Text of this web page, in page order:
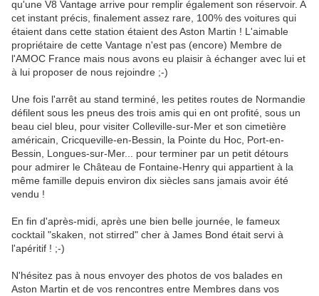
qu'une V8 Vantage arrive pour remplir également son réservoir. A
cet instant précis, finalement assez rare, 100% des voitures qui
étaient dans cette station étaient des Aston Martin ! L'aimable
propriétaire de cette Vantage n'est pas (encore) Membre de
l'AMOC France mais nous avons eu plaisir à échanger avec lui et
à lui proposer de nous rejoindre ;-)
Une fois l'arrêt au stand terminé, les petites routes de Normandie
défilent sous les pneus des trois amis qui en ont profité, sous un
beau ciel bleu, pour visiter Colleville-sur-Mer et son cimetière
américain, Cricqueville-en-Bessin, la Pointe du Hoc, Port-en-
Bessin, Longues-sur-Mer... pour terminer par un petit détours
pour admirer le Château de Fontaine-Henry qui appartient à la
même famille depuis environ dix siècles sans jamais avoir été
vendu !
En fin d'après-midi, après une bien belle journée, le fameux
cocktail "skaken, not stirred" cher à James Bond était servi à
l'apéritif ! ;-)
N'hésitez pas à nous envoyer des photos de vos balades en
Aston Martin et de vos rencontres entre Membres dans vos